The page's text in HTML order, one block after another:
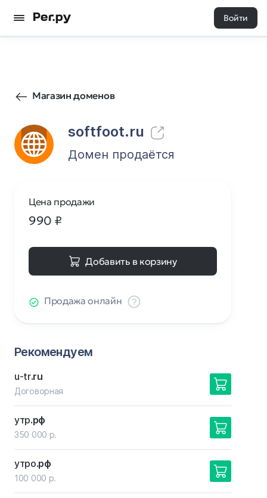
Войти
Магазин доменов
softfoot.ru
1 0
Домен продаётся
Цена продажи
990 ₽
Добавить в корзину
Продажа онлайн
Рекомендуем
u-tr.ru
Договорная
утр.рф
350 000 р.
утро.рф
100 000 р.